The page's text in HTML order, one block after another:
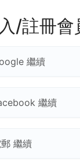
/註冊會
繼續
繼續
繼續